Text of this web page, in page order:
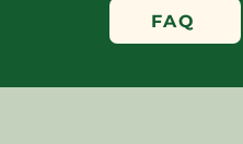
FAQ